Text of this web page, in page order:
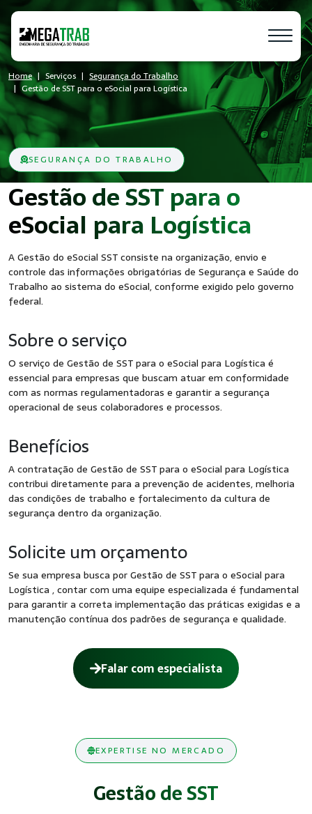
Home Serviços
Segurança do Trabalho
Gestão de SST para o eSocial para Logística
SEGURANÇA DO TRABALHO
Gestão de SST para o
eSocial para Logística
A Gestão do eSocial SST consiste na organização, envio e
controle das informações obrigatórias de Segurança e Saúde do
Trabalho ao sistema do eSocial, conforme exigido pelo governo
federal.
Sobre o serviço
O serviço de Gestão de SST para o eSocial para Logística é
essencial para empresas que buscam atuar em conformidade
com as normas regulamentadoras e garantir a segurança
operacional de seus colaboradores e processos.
Benefícios
A contratação de Gestão de SST para o eSocial para Logística
contribui diretamente para a prevenção de acidentes, melhoria
das condições de trabalho e fortalecimento da cultura de
segurança dentro da organização.
Solicite um orçamento
Se sua empresa busca por Gestão de SST para o eSocial para
Logística , contar com uma equipe especializada é fundamental
para garantir a correta implementação das práticas exigidas e a
manutenção contínua dos padrões de segurança e qualidade.
Falar com especialista
EXPERTISE NO MERCADO
Gestão de SST